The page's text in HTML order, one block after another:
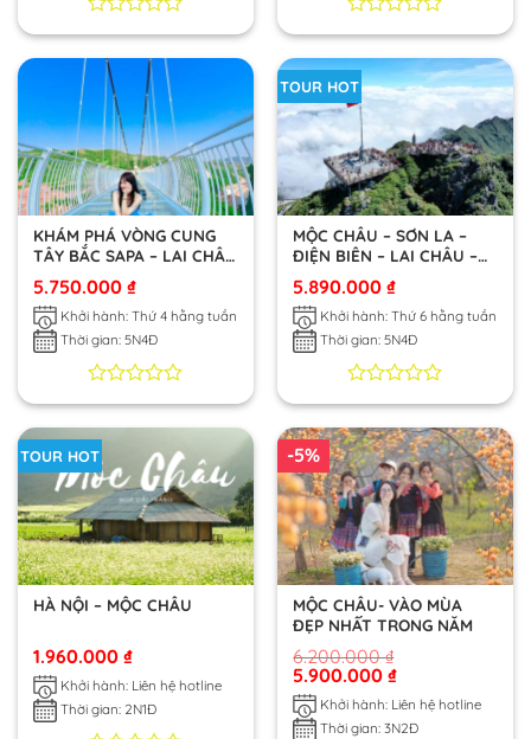
0
dựa
trên
0
đánh
giá
0
5
dựa
trên
0
đánh
giá
KHÁM PHÁ VÒNG CUNG
TÂY BẮC SAPA – LAI CHÂU
– ĐIỆN BIÊN – MỘC CHÂU
– MAI CHÂU
5.750.000₫
Khởi hành: Thứ 4 hằng tuần
Thời gian: 5N4Đ
0
5
dựa
trên
0
đánh
giá
TOUR HOT
MỘC CHÂU – SƠN LA –
ĐIỆN BIÊN – LAI CHÂU –
SAPA
5.890.000₫
Khởi hành: Thứ 6 hằng tuần
Thời gian: 5N4Đ
0
5
dựa
trên
0
đánh
giá
TOUR HOT
HÀ NỘI – MỘC CHÂU
1.960.000₫
Khởi hành: Liên hệ hotline
Thời gian: 2N1Đ
-5%
MỘC CHÂU- VÀO MÙA
ĐẸP NHẤT TRONG NĂM
6.200.000₫
5.900.000₫
Khởi hành: Liên hệ hotline
Thời gian: 3N2Đ